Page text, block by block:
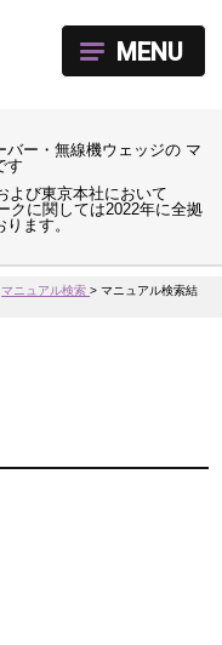
バー・無線機ウェッジの マ
す
よび東京本社において
クに関しては2022年に全拠
ます。
MENU
マニュアル検索>マニュアル検索結